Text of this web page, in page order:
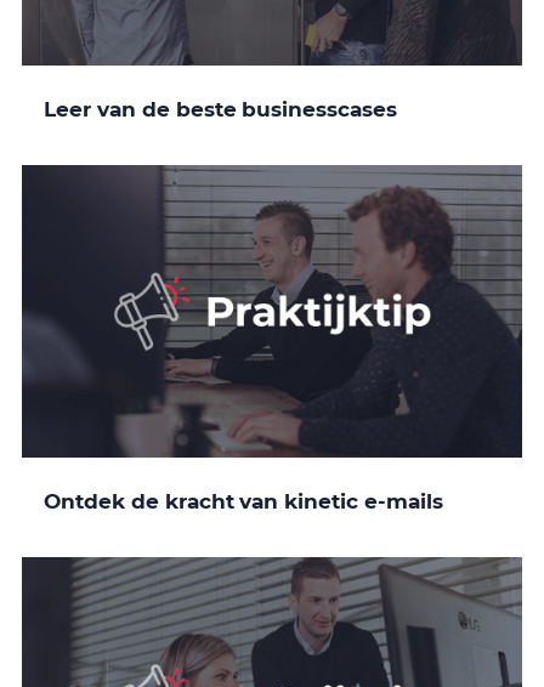
Leer van de beste businesscases
Ontdek de kracht van kinetic e-mails